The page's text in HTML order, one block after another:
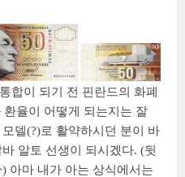
합이 되기 전 핀란드의 화폐
환율이 어떻게 되는지는 잘
델(?)로 활약하시던 분이 바
알토 선생이 되시겠다. (뒷
아마 내가 아는 상식에서는